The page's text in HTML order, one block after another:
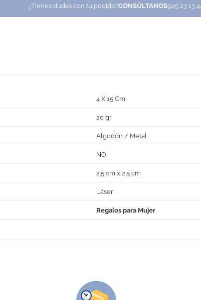
¿Tienes dudas con tu pedido?CONSÚLTANOS925 23 13
4 X 15 Cm
20 gr.
Algodón / Metal
NO
2.5 cm x 2.5 cm
Láser
Regalos para Mujer